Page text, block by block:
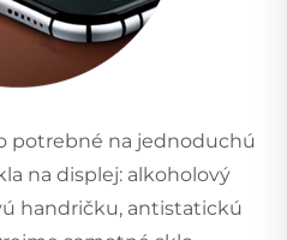
potrebné na jednoduchú
na displej: alkoholový
handričku, antistatickú